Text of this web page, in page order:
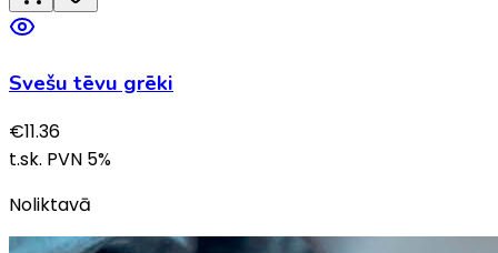
Svešu tēvu grēki
€11.36
t.sk. PVN 5%
Noliktavā